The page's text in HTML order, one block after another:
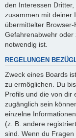
den Interessen
zusammen mit deiner
übermittelter
Gefahrenabwehr
notwendig ist.
REGELUNGEN
Zweck eines Boards
zu ermöglichen. Du
Profils und die von dir
zugänglich sein
einzelne
(z. B. andere
sind. Wenn du